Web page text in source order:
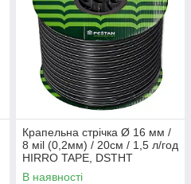
Крапельна стрічка Ø 16 мм /
8 мil (0,2мм) / 20см / 1,5 л/год
HIRRO TAPE, DSTHT
16081520-1000
В наявності